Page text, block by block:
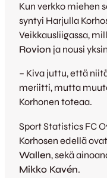
Kun verkko miehen
syntyi Harjulla
Veikkausliigassa,
Rovion ja nousi
– Kiva juttu, että
meriitti, mutta
Korhonen toteaa.
Sport Statistics FC
Korhosen edellä
Wallen, sekä
Mikko Kavén.